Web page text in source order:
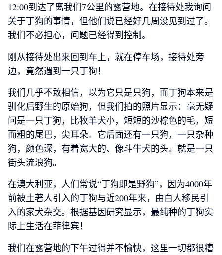
12:00到达了离我们7公里的露营地。在接待处我询问
关于丁狗的事情，但他们说已经好几周没见到过了。
我们不必担心，问题已经得到控制。
刚从接待处出来回到车上，就在停车场，接待处旁
边，竟然遇到一只丁狗！
我们几乎不敢相信，以为它只是只狗，而丁狗本来是
驯化后野生的原始狗，但我们拍的照片显示：毫无疑
问是一只丁狗，比牧羊犬小，短短的沙棕色的毛，短
而粗的尾巴，尖耳朵。它后面还有一只狗，一只杂种
狗，颜色深，有着宽大的、像斗牛犬的头。就是一只
街头流浪狗。
在澳大利亚，人们常说“丁狗即是野狗”，因为4000年
前被土著人引入的丁狗与近200年来，由白人移民引
入的家犬杂交。根据基因研究显示，最纯种的丁狗实
际上生活在菲律宾！
我们在露营地的下午过得并不愉快，这里一切都很糟